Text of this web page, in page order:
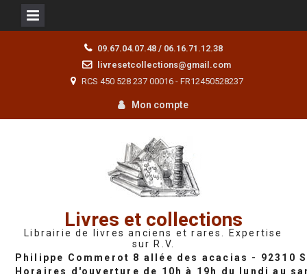
09.67.04.07.48 / 06.16.71.12.38
livresetcollections@gmail.com
RCS 450 528 237 00016 - FR12450528237
Mon compte
Livres et collections
Librairie de livres anciens et rares. Expertise
sur R.V.